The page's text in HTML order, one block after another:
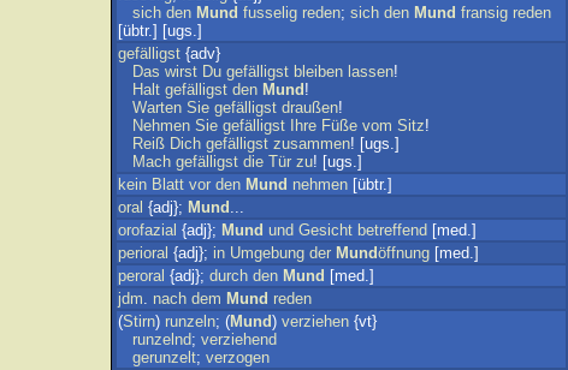
sich den Mund fusselig reden; sich den Mund fransig reden
[übtr.] [ugs.]
gefälligst {adv}
Das wirst Du gefälligst bleiben lassen!
Halt gefälligst den Mund !
Warten Sie gefälligst draußen!
Nehmen Sie gefälligst Ihre Füße vom Sitz!
Reiß Dich gefälligst zusammen! [ugs.]
Mach gefälligst die Tür zu! [ugs.]
kein Blatt vor den Mund nehmen [übtr.]
oral {adj}; Mund ...
orofazial {adj}; Mund und Gesicht betreffend [med.]
perioral {adj}; in Umgebung der Mundöffnung [med.]
peroral {adj}; durch den Mund [med.]
jdm. nach dem Mund reden
(Stirn) runzeln; (Mund) verziehen {vt}
runzelnd; verziehend
gerunzelt; verzogen